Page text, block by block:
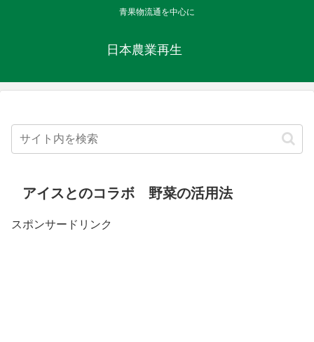
青果物流通を中心に
日本農業再生
アイスとのコラボ 野菜の活用法
スポンサードリンク